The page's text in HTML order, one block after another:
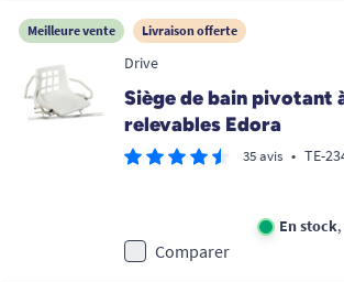
Meilleure vente Livraison offerte
Drive
Siège de bain pivotant
relevables Edora
35 avis • TE-
En stock
Comparer